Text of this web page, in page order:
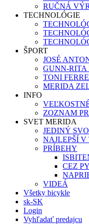
RUČNÁ
TECHNOLÓGIE
ŠPORT
JOSÉ
GUNN-RITA
TONI
MERIDA
INFO
ZOZNAM
SVET MERIDA
JEDINÝ
NAJLEPŠÍ V
PRÍBEHY
CEZ
VIDEÁ
Všetky bicykle
sk-SK
Login
Vyhľadať predajcu